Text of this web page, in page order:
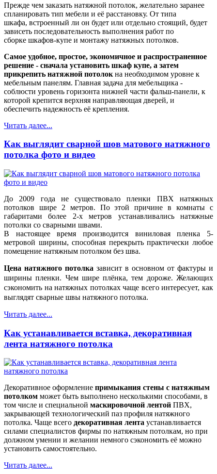
Прежде чем заказать натяжной потолок, желательно заранее
спланировать тип мебели и её расстановку. От типа
шкафа, встроенный ли он будет или отдельно стоящий, будет
зависеть последовательность выполнения работ по
сборке шкафов-купе и монтажу натяжных потолков.
Самое удобное, простое, экономичное и распространенное
решение - сначала установить шкаф купе, а затем
прикрепить натяжной потолок на необходимом уровне к
мебельным панелям. Главная задача для мебельщика -
соблюсти уровень горизонта нижней части фальш-панели, к
которой крепится верхняя направляющая дверей, и
обеспечить надежность её крепления.
Читать далее...
Как выглядит сварной шов матового натяжного
потолка фото и видео
До 2009 года не существовало пленки ПВХ натяжных
потолков шире 2 метров. По этой причине в комнаты с
габаритами более 2-х метров устанавливались натяжные
потолки со сварными швами.
В настоящее время производится виниловая пленка 5-
метровой ширины, способная перекрыть практически любое
помещение натяжным потолком без шва.
Цена натяжного потолка зависит в основном от фактуры и
ширины пленки. Чем шире плёнка, тем дороже. Желающих
сэкономить на натяжных потолках чаще всего интересует, как
выглядят сварные швы натяжного потолка.
Читать далее...
Как устанавливается вставка, декоративная
лента натяжного потолка
Декоративное оформление примыкания стены с натяжным
потолком может быть выполнено несколькими способами, в
том числе и специальной маскировочной лентой ПВХ,
закрывающей технологический паз профиля натяжного
потолка. Чаще всего декоративная лента устанавливается
силами специалистов фирмы по натяжным потолкам, но при
должном умении и желании немного сэкономить её можно
установить самостоятельно.
Читать далее...